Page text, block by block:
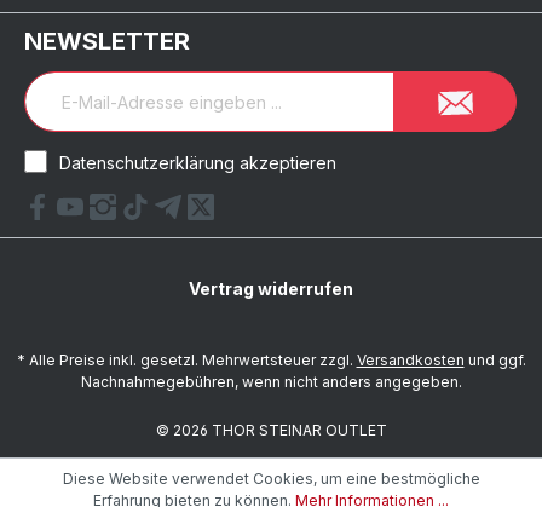
NEWSLETTER
Datenschutzerklärung akzeptieren
Vertrag widerrufen
* Alle Preise inkl. gesetzl. Mehrwertsteuer zzgl. Versandkosten und ggf.
Nachnahmegebühren, wenn nicht anders angegeben.
© 2026 THOR STEINAR OUTLET
Diese Website verwendet Cookies, um eine bestmögliche
Erfahrung bieten zu können. Mehr Informationen ...